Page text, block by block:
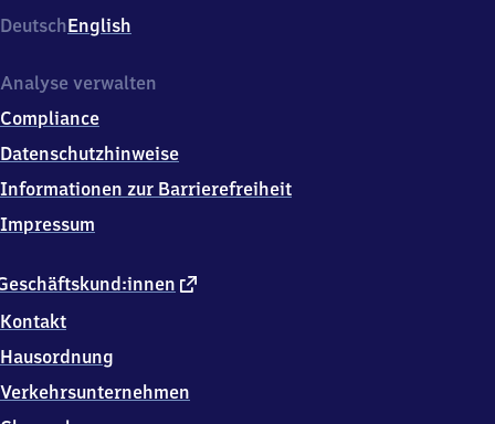
8
DeutschEnglish
externer
Kontakt
Hausordnung
Verkehrsunternehmen
Analyse verwalten
Compliance
Datenschutzhinweise
Informationen zur Barrierefreiheit
Impressum